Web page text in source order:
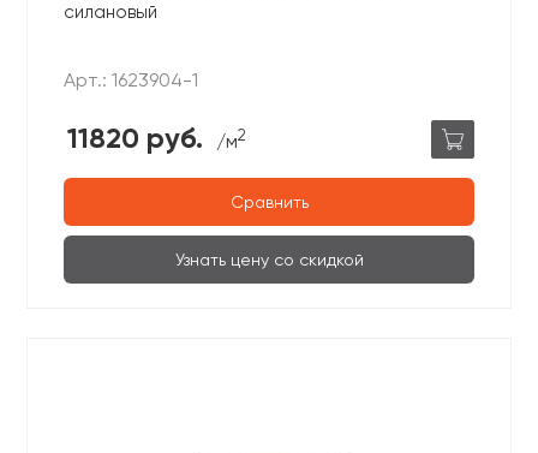
силановый
Арт.: 1623904-1
11820 руб. /м2
Сравнить
Узнать цену со скидкой